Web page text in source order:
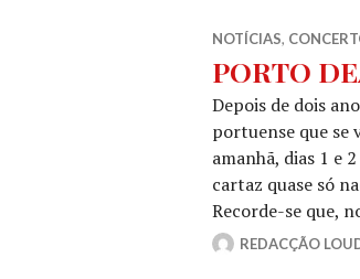
NOTÍCIAS,
PORTO
Depois de dois
portuense que se
amanhã, dias 1 e
cartaz quase só
Recorde-se que,
REDACÇÃO